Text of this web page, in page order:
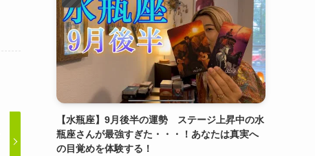
【水瓶座】9月後半の運勢 ステージ上昇中の水
瓶座さんが最強すぎた・・・！あなたは真実へ
の目覚めを体験する！